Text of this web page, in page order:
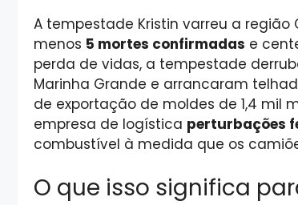
A tempestade Kristin varreu a
menos 5 mortes confirmadas e
perda de vidas, a tempestade
Marinha Grande e arrancaram
de exportação de moldes de 1,4 mil
empresa de logística perturbações
combustível à medida que os
O que isso significa